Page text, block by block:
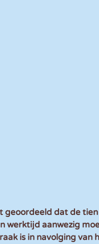
geoordeeld dat de
werktijd aanwezig
is in navolging van